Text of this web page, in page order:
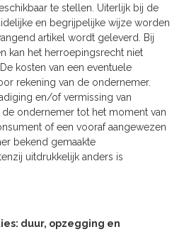
te stellen. Uiterlijk bij de
en begrijpelijke wijze worden
artikel wordt geleverd. Bij
kan het herroepingsrecht niet
kosten van een eventuele
rekening van de ondernemer.
en/of vermissing van
ondernemer tot het moment van
of een vooraf aangewezen
bekend gemaakte
uitdrukkelijk anders is
duur, opzegging en